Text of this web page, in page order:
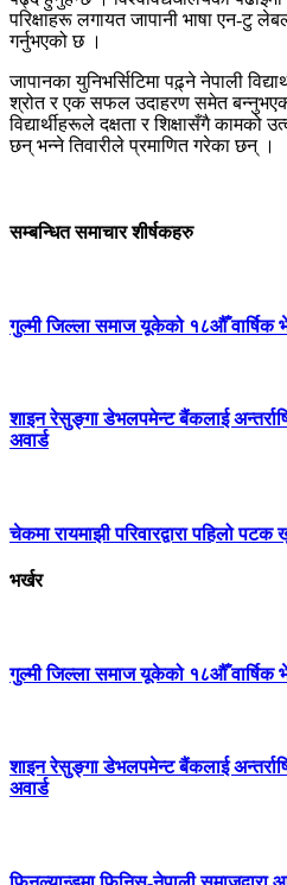
परिक्षाहरू लगायत जापानी भाषा एन-टु
गर्नुभएको छ ।
जापानका युनिभर्सिटिमा पढ़्ने नेपाली
श्रोत र एक सफल उदाहरण समेत
विद्यार्थीहरूले दक्षता र शिक्षासँगै कामको
छन् भन्ने तिवारीले प्रमाणित गरेका छन् ।
सम्बन्धित समाचार शीर्षकहरु
गुल्मी जिल्ला समाज यूकेको १८औँ वार्षिक
शाइन रेसुङ्गा डेभलपमेन्ट बैंकलाई
अवार्ड
चेकमा रायमाझी परिवारद्वारा पहिलो
भर्खर
गुल्मी जिल्ला समाज यूकेको १८औँ वार्षिक
शाइन रेसुङ्गा डेभलपमेन्ट बैंकलाई
अवार्ड